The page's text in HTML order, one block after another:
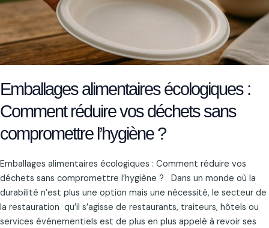
Emballages alimentaires écologiques :
Comment réduire vos déchets sans
compromettre l’hygiène ?
Emballages alimentaires écologiques : Comment réduire vos
déchets sans compromettre l’hygiène ? Dans un monde où la
durabilité n’est plus une option mais une nécessité, le secteur de
la restauration qu’il s’agisse de restaurants, traiteurs, hôtels ou
services événementiels est de plus en plus appelé à revoir ses
sans
compromettre
l’hygiène
?